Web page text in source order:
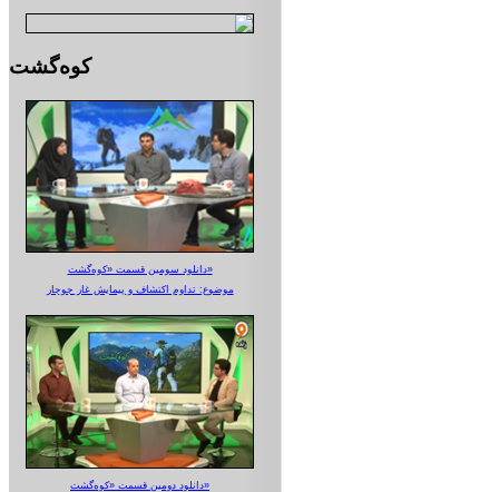
کوه‌گشت
دانلود سومین قسمت «کوه‌گشت»
موضوع: تداوم اکتشاف و پیمایش غار جوجار
دانلود دومین قسمت «کوه‌گشت»